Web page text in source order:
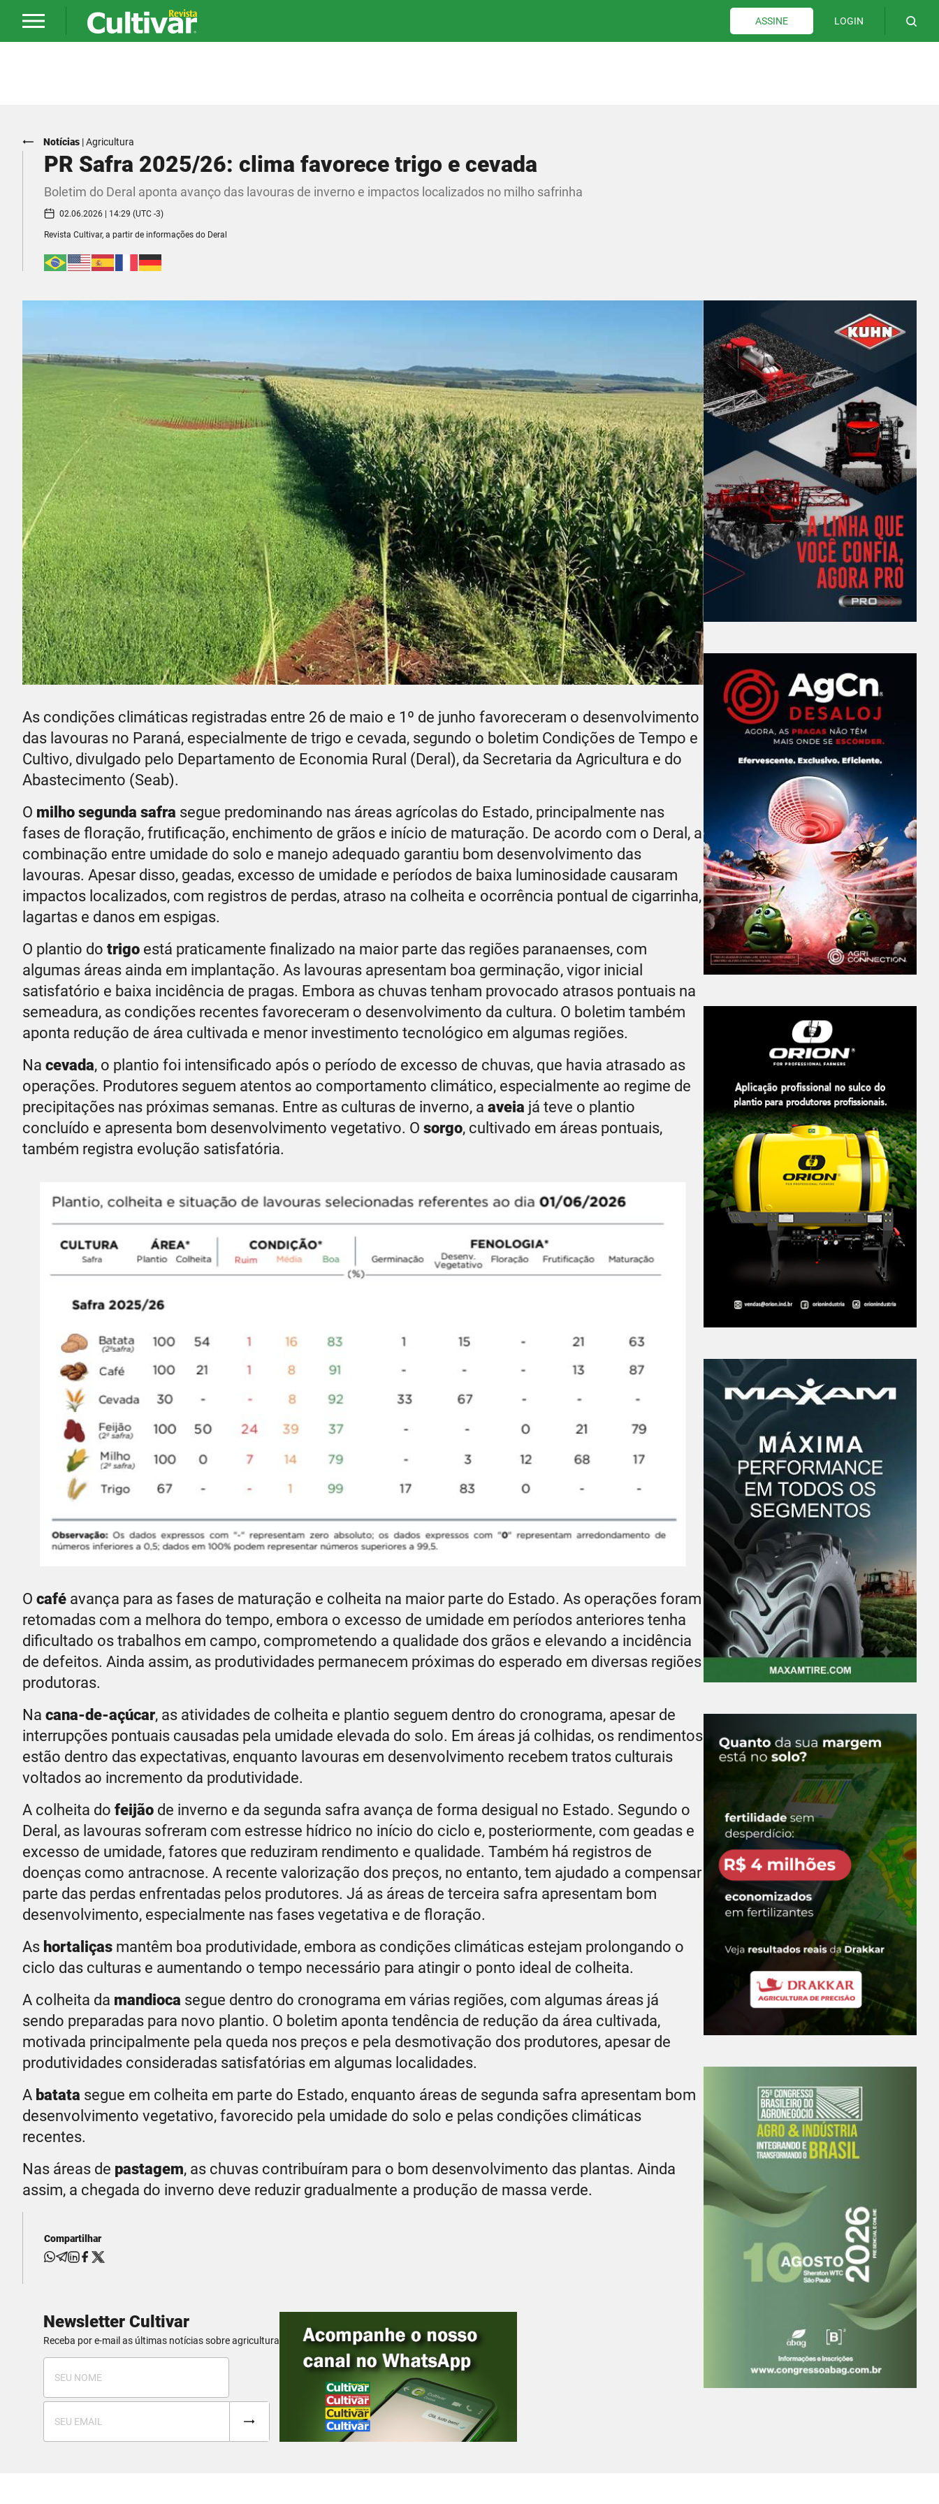
ASSINE LOGIN
Notícias |Agricultura
PR Safra 2025/26: clima favorece trigo e cevada
Boletim do Deral aponta avanço das lavouras de inverno e impactos localizados no milho safrinha
02.06.2026 | 14:29 (UTC -3)
Revista Cultivar, a partir de informações do Deral
As condições climáticas registradas entre 26 de maio e 1º de junho favoreceram o desenvolvimento
das lavouras no Paraná, especialmente de trigo e cevada, segundo o boletim Condições de Tempo e
Cultivo, divulgado pelo Departamento de Economia Rural (Deral), da Secretaria da Agricultura e do
Abastecimento (Seab).
O milho segunda safra segue predominando nas áreas agrícolas do Estado, principalmente nas
fases de floração, frutificação, enchimento de grãos e início de maturação. De acordo com o Deral, a
combinação entre umidade do solo e manejo adequado garantiu bom desenvolvimento das
lavouras. Apesar disso, geadas, excesso de umidade e períodos de baixa luminosidade causaram
impactos localizados, com registros de perdas, atraso na colheita e ocorrência pontual de cigarrinha,
lagartas e danos em espigas.
O plantio do trigo está praticamente finalizado na maior parte das regiões paranaenses, com
algumas áreas ainda em implantação. As lavouras apresentam boa germinação, vigor inicial
satisfatório e baixa incidência de pragas. Embora as chuvas tenham provocado atrasos pontuais na
semeadura, as condições recentes favoreceram o desenvolvimento da cultura. O boletim também
aponta redução de área cultivada e menor investimento tecnológico em algumas regiões.
Na cevada, o plantio foi intensificado após o período de excesso de chuvas, que havia atrasado as
operações. Produtores seguem atentos ao comportamento climático, especialmente ao regime de
precipitações nas próximas semanas. Entre as culturas de inverno, a aveia já teve o plantio
concluído e apresenta bom desenvolvimento vegetativo. O sorgo, cultivado em áreas pontuais,
também registra evolução satisfatória.
O café avança para as fases de maturação e colheita na maior parte do Estado. As operações foram
retomadas com a melhora do tempo, embora o excesso de umidade em períodos anteriores tenha
dificultado os trabalhos em campo, comprometendo a qualidade dos grãos e elevando a incidência
de defeitos. Ainda assim, as produtividades permanecem próximas do esperado em diversas regiões
produtoras.
Na cana-de-açúcar, as atividades de colheita e plantio seguem dentro do cronograma, apesar de
interrupções pontuais causadas pela umidade elevada do solo. Em áreas já colhidas, os rendimentos
estão dentro das expectativas, enquanto lavouras em desenvolvimento recebem tratos culturais
voltados ao incremento da produtividade.
A colheita do feijão de inverno e da segunda safra avança de forma desigual no Estado. Segundo o
Deral, as lavouras sofreram com estresse hídrico no início do ciclo e, posteriormente, com geadas e
excesso de umidade, fatores que reduziram rendimento e qualidade. Também há registros de
doenças como antracnose. A recente valorização dos preços, no entanto, tem ajudado a compensar
parte das perdas enfrentadas pelos produtores. Já as áreas de terceira safra apresentam bom
desenvolvimento, especialmente nas fases vegetativa e de floração.
As hortaliças mantêm boa produtividade, embora as condições climáticas estejam prolongando o
ciclo das culturas e aumentando o tempo necessário para atingir o ponto ideal de colheita.
A colheita da mandioca segue dentro do cronograma em várias regiões, com algumas áreas já
sendo preparadas para novo plantio. O boletim aponta tendência de redução da área cultivada,
motivada principalmente pela queda nos preços e pela desmotivação dos produtores, apesar de
produtividades consideradas satisfatórias em algumas localidades.
A batata segue em colheita em parte do Estado, enquanto áreas de segunda safra apresentam bom
desenvolvimento vegetativo, favorecido pela umidade do solo e pelas condições climáticas
recentes.
Nas áreas de pastagem, as chuvas contribuíram para o bom desenvolvimento das plantas. Ainda
assim, a chegada do inverno deve reduzir gradualmente a produção de massa verde.
Compartilhar
Newsletter Cultivar
Receba por e-mail as últimas notícias sobre agricultura